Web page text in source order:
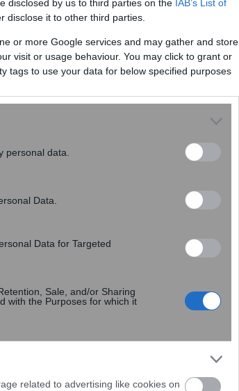
disclosed by us to third parties on the IAB’s List of
disclose it to other third parties.
or more Google services and may gather and store
visit or usage behaviour. You may click to grant or
tags to use your data for below specified purposes
personal data.
Data.
Data for Targeted
Sale, and/or Sharing
with the Purposes for which it
related to advertising like cookies on
ως παραρτήματα ή
χώρους μεταξύ των
και λοιποί
δικαιώματα.
μονοκατοικιών η
εμβαδόν.
01-2026) αναφέρει πως
των Υπουργών Εθνικής